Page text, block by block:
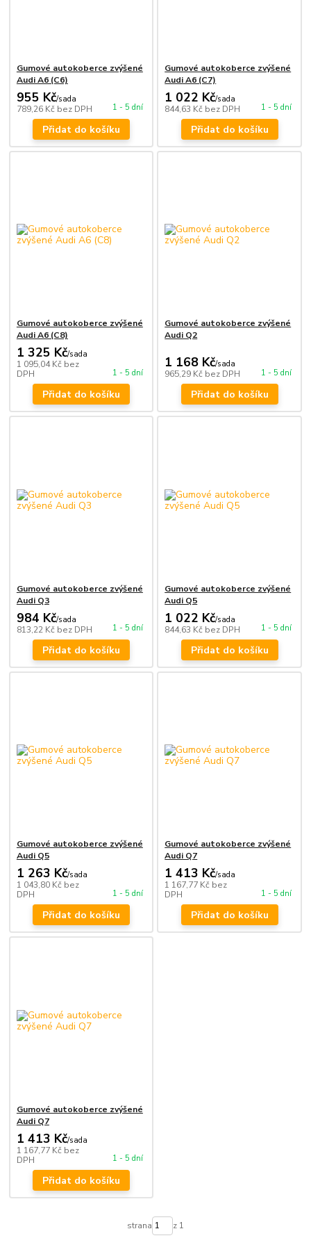
Gumové autokoberce zvýšené
Audi A6 (C6)
955 Kč/sada
789,26 Kč bez DPH 1 - 5 dní
Přidat do košíku
Gumové autokoberce zvýšené
Audi A6 (C7)
1 022 Kč/sada
844,63 Kč bez DPH 1 - 5 dní
Přidat do košíku
Gumové autokoberce zvýšené
Audi A6 (C8)
1 325 Kč/sada
1 095,04 Kč bez
DPH
1 - 5 dní
Přidat do košíku
Gumové autokoberce zvýšené
Audi Q2
1 168 Kč/sada
965,29 Kč bez DPH 1 - 5 dní
Přidat do košíku
Gumové autokoberce zvýšené
Audi Q3
984 Kč/sada
813,22 Kč bez DPH 1 - 5 dní
Přidat do košíku
Gumové autokoberce zvýšené
Audi Q5
1 022 Kč/sada
844,63 Kč bez DPH 1 - 5 dní
Přidat do košíku
Gumové autokoberce zvýšené
Audi Q5
1 263 Kč/sada
1 043,80 Kč bez
DPH
1 - 5 dní
Přidat do košíku
Gumové autokoberce zvýšené
Audi Q7
1 413 Kč/sada
1 167,77 Kč bez
DPH
1 - 5 dní
Přidat do košíku
Gumové autokoberce zvýšené
Audi Q7
1 413 Kč/sada
1 167,77 Kč bez
DPH
1 - 5 dní
Přidat do košíku
strana z 1